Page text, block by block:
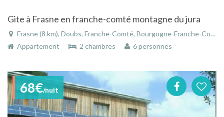
Gite à Frasne en franche-comté montagne du jura
Frasne (8 km), Doubs, Franche-Comté, Bourgogne-Franche-Comté, France
Appartement
2 chambres 6 personnes
68€/nuit